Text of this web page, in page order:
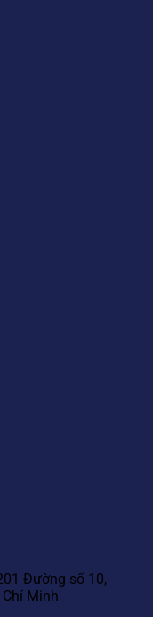
Đường số 10,
Minh